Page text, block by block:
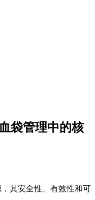
袋管理中的核
其安全性、有效性和可